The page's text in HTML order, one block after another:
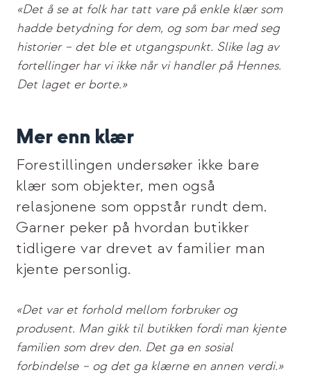
«Det å se at folk har tatt vare på enkle klær som
hadde betydning for dem, og som bar med seg
historier – det ble et utgangspunkt. Slike lag av
fortellinger har vi ikke når vi handler på Hennes.
Det laget er borte.»
Mer enn klær
Forestillingen undersøker ikke bare
klær som objekter, men også
relasjonene som oppstår rundt dem.
Garner peker på hvordan butikker
tidligere var drevet av familier man
kjente personlig.
«Det var et forhold mellom forbruker og
produsent. Man gikk til butikken fordi man kjente
familien som drev den. Det ga en sosial
forbindelse – og det ga klærne en annen verdi.»